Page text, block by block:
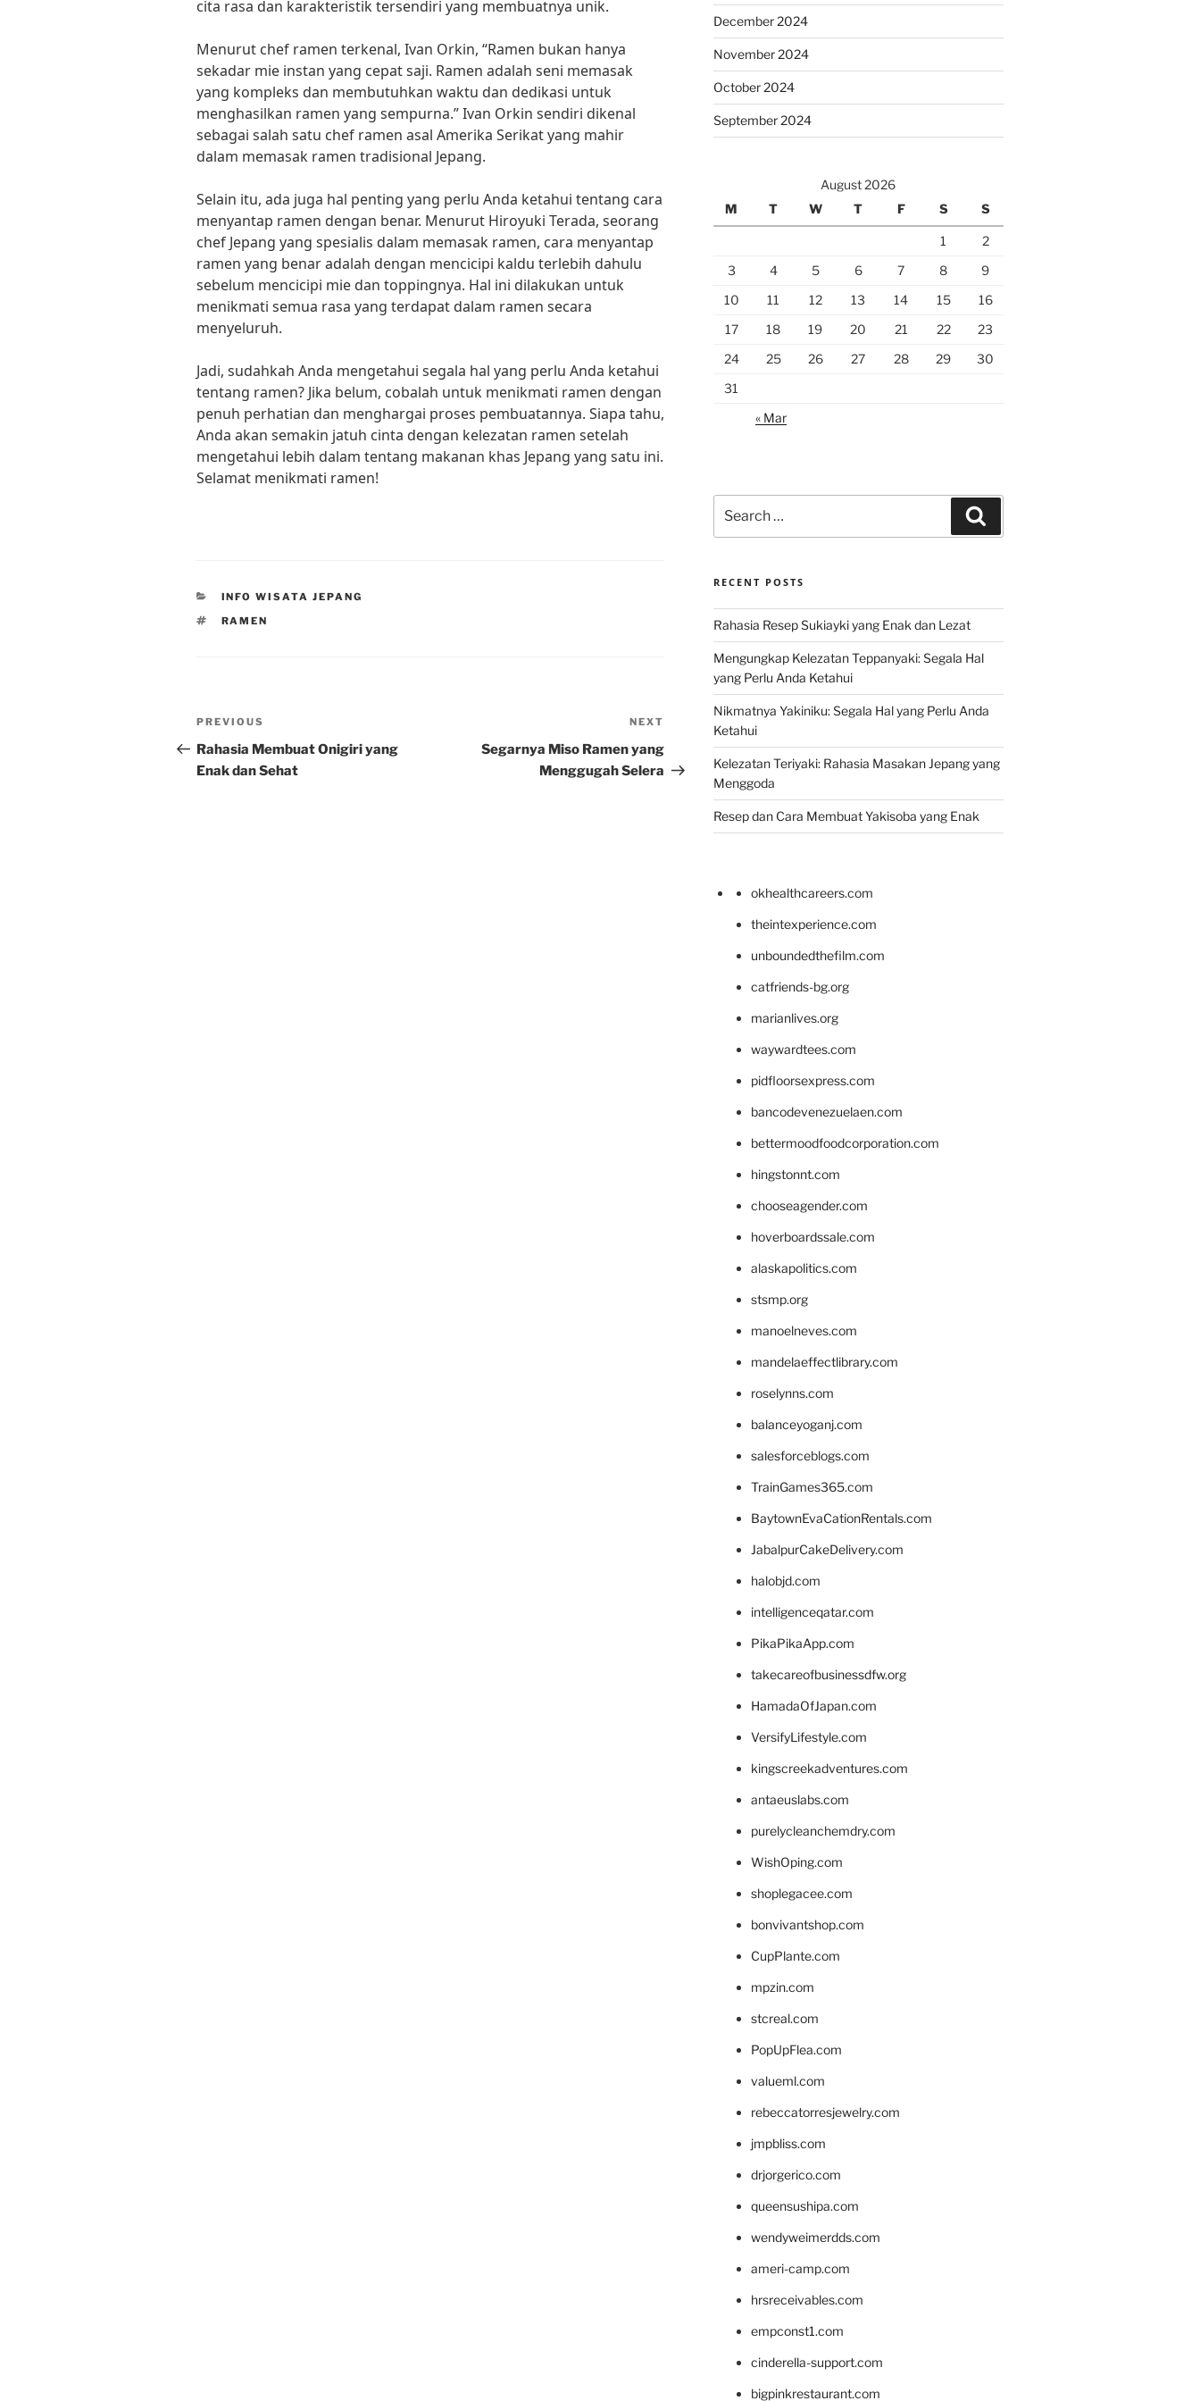
cita rasa dan karakteristik tersendiri yang membuatnya unik.
Menurut chef ramen terkenal, Ivan Orkin, “Ramen bukan hanya
sekadar mie instan yang cepat saji. Ramen adalah seni memasak
yang kompleks dan membutuhkan waktu dan dedikasi untuk
menghasilkan ramen yang sempurna.” Ivan Orkin sendiri dikenal
sebagai salah satu chef ramen asal Amerika Serikat yang mahir
dalam memasak ramen tradisional Jepang.
Selain itu, ada juga hal penting yang perlu Anda ketahui tentang cara
menyantap ramen dengan benar. Menurut Hiroyuki Terada, seorang
chef Jepang yang spesialis dalam memasak ramen, cara menyantap
ramen yang benar adalah dengan mencicipi kaldu terlebih dahulu
sebelum mencicipi mie dan toppingnya. Hal ini dilakukan untuk
menikmati semua rasa yang terdapat dalam ramen secara
menyeluruh.
Jadi, sudahkah Anda mengetahui segala hal yang perlu Anda ketahui
tentang ramen? Jika belum, cobalah untuk menikmati ramen dengan
penuh perhatian dan menghargai proses pembuatannya. Siapa tahu,
Anda akan semakin jatuh cinta dengan kelezatan ramen setelah
mengetahui lebih dalam tentang makanan khas Jepang yang satu ini.
Selamat menikmati ramen!
CATEGORIES
INFO WISATA JEPANG
TAGS
RAMEN
Post
navigation
Previous
Post
PREVIOUS
Rahasia Membuat Onigiri yang
Enak dan Sehat
Post
NEXT
Segarnya Miso Ramen yang
Menggugah Selera
December 2024
November 2024
October 2024
September 2024
August 2026
M
T W T F S S
1
2
3
4 5 6 7 8
9
10
11 12 13 14 15
16
17
18 19 20 21 22
23
24
25 26 27 28 29
30
31
« Mar
for:
RECENT POSTS
Rahasia Resep Sukiayki yang Enak dan Lezat
Mengungkap Kelezatan Teppanyaki: Segala Hal
yang Perlu Anda Ketahui
Nikmatnya Yakiniku: Segala Hal yang Perlu Anda
Ketahui
Kelezatan Teriyaki: Rahasia Masakan Jepang yang
Menggoda
Resep dan Cara Membuat Yakisoba yang Enak
okhealthcareers.com
theintexperience.com
unboundedthefilm.com
catfriends-bg.org
marianlives.org
waywardtees.com
pidfloorsexpress.com
bancodevenezuelaen.com
bettermoodfoodcorporation.com
hingstonnt.com
chooseagender.com
hoverboardssale.com
alaskapolitics.com
stsmp.org
manoelneves.com
mandelaeffectlibrary.com
roselynns.com
balanceyoganj.com
salesforceblogs.com
TrainGames365.com
BaytownEvaCationRentals.com
JabalpurCakeDelivery.com
halobjd.com
intelligenceqatar.com
PikaPikaApp.com
takecareofbusinessdfw.org
HamadaOfJapan.com
VersifyLifestyle.com
kingscreekadventures.com
antaeuslabs.com
purelycleanchemdry.com
WishOping.com
shoplegacee.com
bonvivantshop.com
CupPlante.com
mpzin.com
stcreal.com
PopUpFlea.com
valueml.com
rebeccatorresjewelry.com
jmpbliss.com
drjorgerico.com
queensushipa.com
wendyweimerdds.com
ameri-camp.com
hrsreceivables.com
empconst1.com
cinderella-support.com
bigpinkrestaurant.com